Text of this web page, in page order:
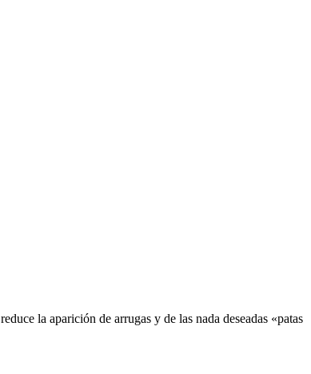
la aparición de arrugas y de las nada deseadas «patas